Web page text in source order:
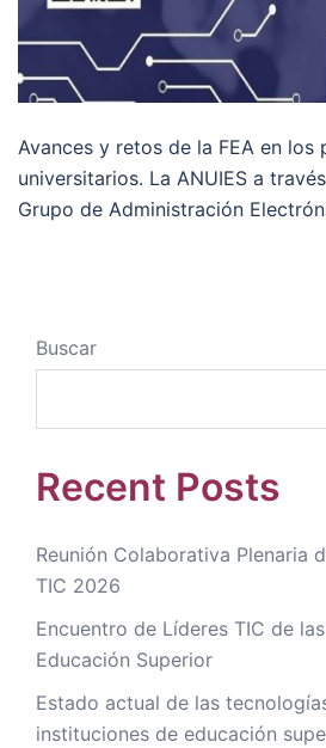
Avances y retos de la FEA en los
universitarios. La ANUIES a
Grupo de Administración
Buscar
Recent Posts
Reunión Colaborativa Plenaria
TIC 2026
Encuentro de Líderes TIC de
Educación Superior
Estado actual de las
instituciones de educación